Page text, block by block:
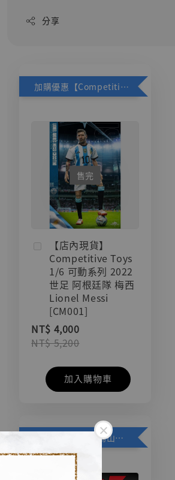
分享
加購優惠【Competitive Toys 梅西 [CM001]】
售完
【店內現貨】
Competitive Toys
1/6 可動系列 2022
世足 阿根廷隊 梅西
Lionel Messi
[CM001]
NT$ 4,000
NT$ 5,200
加入購物車
加購優惠【悟空 鳥山明紀念款 [奇蹟工作室]】